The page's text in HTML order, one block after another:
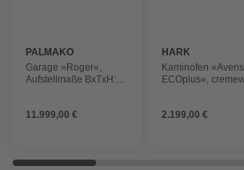
PALMAKO
Garage »Roger«,
Aufstellmaße BxTxH:
Holz
11.999,00 €
HARK
Kaminofen
ECOplus«,
2.199,00 €